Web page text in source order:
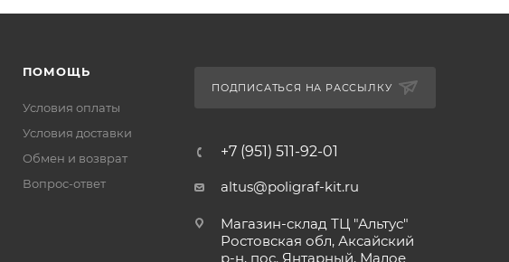
ПОМОЩЬ
Условия оплаты
Условия доставки
Обмен и возврат
Вопрос-ответ
ПОДПИСАТЬСЯ НА РАССЫЛКУ
+7 (951) 511-92-01
altus@poligraf-kit.ru
Магазин-склад ТЦ "Альтус"
Ростовская обл, Аксайский
р-н, пос. Янтарный, Малое